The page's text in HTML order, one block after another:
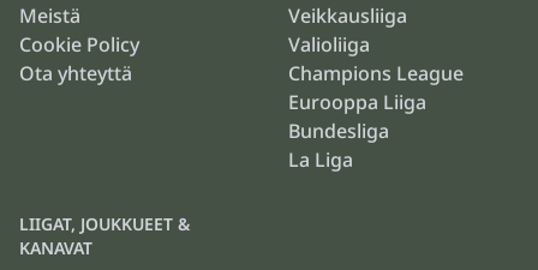
Meistä
Cookie Policy
Ota yhteyttä
Veikkausliiga
Valioliiga
Champions League
Eurooppa Liiga
Bundesliga
La Liga
LIIGAT, JOUKKUEET &
KANAVAT